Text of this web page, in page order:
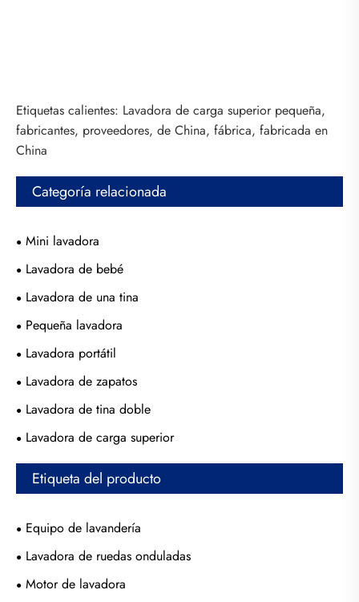
Etiquetas calientes: Lavadora de carga superior pequeña,
fabricantes, proveedores, de China, fábrica, fabricada en
China
Categoría relacionada
Mini lavadora
Lavadora de bebé
Lavadora de una tina
Pequeña lavadora
Lavadora portátil
Lavadora de zapatos
Lavadora de tina doble
Lavadora de carga superior
Etiqueta del producto
Equipo de lavandería
Lavadora de ruedas onduladas
Motor de lavadora